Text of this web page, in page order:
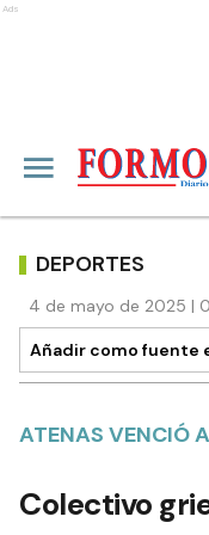
Ads
DEPORTES
4 de mayo de 2025 |
Añadir como fuente
ATENAS VENCIÓ
Colectivo